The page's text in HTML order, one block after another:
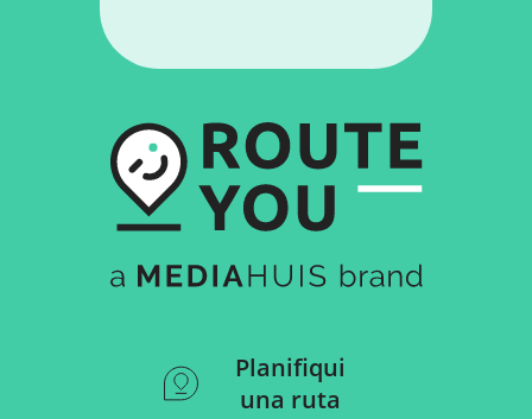
Planifiqui
una ruta